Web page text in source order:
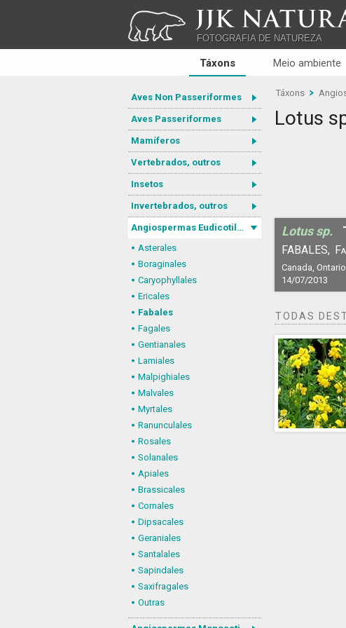
JJK NATURA
FOTOGRAFIA DE NATUREZA
Táxons Meio ambiente
Aves Non Passeriformes
Aves Passeriformes
Mamíferos
Vertebrados, outros
Insetos
Invertebrados, outros
Angiospermas Eudicotiledôneas
Asterales
Boraginales
Caryophyllales
Ericales
Fabales
Fagales
Gentianales
Lamiales
Malpighiales
Malvales
Myrtales
Ranunculales
Rosales
Solanales
Apiales
Brassicales
Cornales
Dipsacales
Geraniales
Santalales
Sapindales
Saxifragales
Outras
Táxons
Lotus
Lotus sp.
FABALES,
Canada,
14/07/2013
TODAS